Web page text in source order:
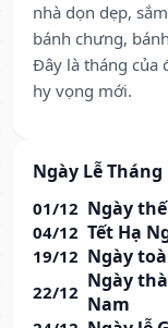
nhà dọn dẹp,
bánh chưng,
Đây là tháng của
hy vọng mới.
Ngày Lễ Tháng
01/12 Ngày
04/12 Tết Hạ
19/12 Ngày
22/12 Ngày
Nam